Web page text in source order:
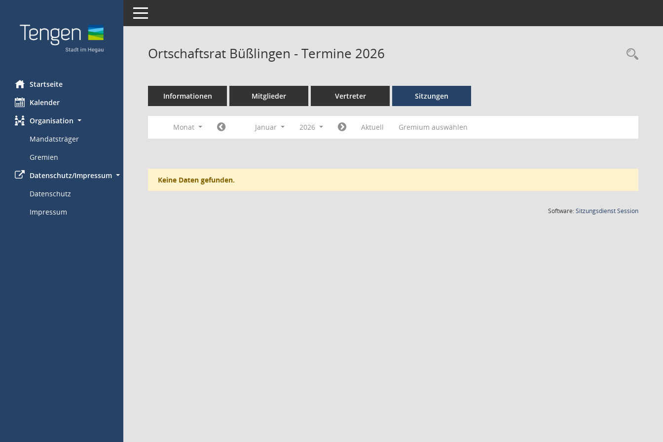
Startseite
Kalender
Organisation
Mandatsträger
Gremien
Datenschutz/Impressum
Datenschutz
Impressum
Toggle navigation
Ortschaftsrat Büßlingen - Termine 2026
Informationen Mitglieder Vertreter Sitzungen
Monat Januar 2026 Aktuell Gremium auswählen
Keine Daten gefunden.
Software:SitzungsdienstSession(Wird in